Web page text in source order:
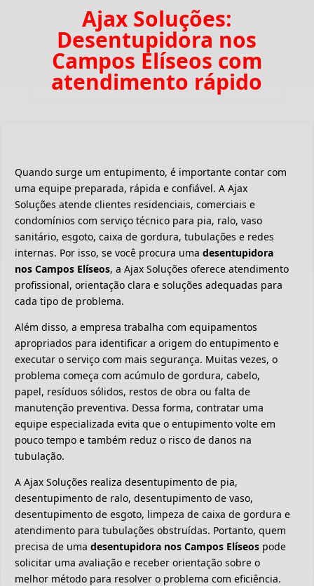
Ajax Soluções:
Desentupidora nos
Campos Elíseos com
atendimento rápido
Quando surge um entupimento, é importante contar com
uma equipe preparada, rápida e confiável. A Ajax
Soluções atende clientes residenciais, comerciais e
condomínios com serviço técnico para pia, ralo, vaso
sanitário, esgoto, caixa de gordura, tubulações e redes
internas. Por isso, se você procura uma desentupidora
nos Campos Elíseos, a Ajax Soluções oferece atendimento
profissional, orientação clara e soluções adequadas para
cada tipo de problema.
Além disso, a empresa trabalha com equipamentos
apropriados para identificar a origem do entupimento e
executar o serviço com mais segurança. Muitas vezes, o
problema começa com acúmulo de gordura, cabelo,
papel, resíduos sólidos, restos de obra ou falta de
manutenção preventiva. Dessa forma, contratar uma
equipe especializada evita que o entupimento volte em
pouco tempo e também reduz o risco de danos na
tubulação.
A Ajax Soluções realiza desentupimento de pia,
desentupimento de ralo, desentupimento de vaso,
desentupimento de esgoto, limpeza de caixa de gordura e
atendimento para tubulações obstruídas. Portanto, quem
precisa de uma desentupidora nos Campos Elíseos pode
solicitar uma avaliação e receber orientação sobre o
melhor método para resolver o problema com eficiência.